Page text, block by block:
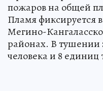
пожаров на общей
Пламя
Мегино-
районах. В тушении
человека и 8 единиц